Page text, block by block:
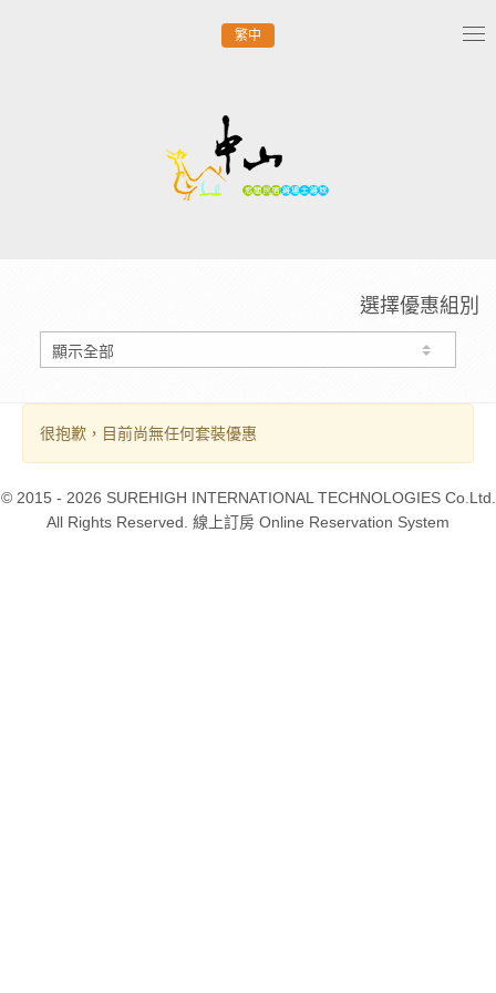
繁中
選擇優惠組別
很抱歉，目前尚無任何套裝優惠
© 2015 - 2026 SUREHIGH INTERNATIONAL TECHNOLOGIES Co.Ltd.
All Rights Reserved. 線上訂房 Online Reservation System